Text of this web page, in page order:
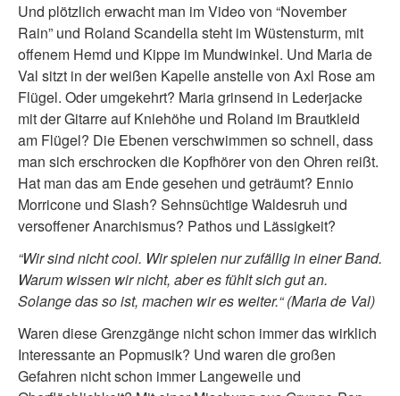
Und plötzlich erwacht man im Video von “November
Rain” und Roland Scandella steht im Wüstensturm, mit
offenem Hemd und Kippe im Mundwinkel. Und Maria de
Val sitzt in der weißen Kapelle anstelle von Axl Rose am
Flügel. Oder umgekehrt? Maria grinsend in Lederjacke
mit der Gitarre auf Kniehöhe und Roland im Brautkleid
am Flügel? Die Ebenen verschwimmen so schnell, dass
man sich erschrocken die Kopfhörer von den Ohren reißt.
Hat man das am Ende gesehen und geträumt? Ennio
Morricone und Slash? Sehnsüchtige Waldesruh und
versoffener Anarchismus? Pathos und Lässigkeit?
“Wir sind nicht cool. Wir spielen nur zufällig in einer Band.
Warum wissen wir nicht, aber es fühlt sich gut an.
Solange das so ist, machen wir es weiter.“ (Maria de Val)
Waren diese Grenzgänge nicht schon immer das wirklich
Interessante an Popmusik? Und waren die großen
Gefahren nicht schon immer Langeweile und